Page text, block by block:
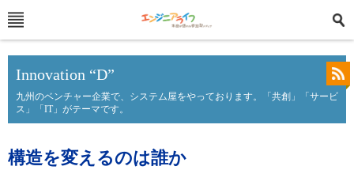
Innovation “D”
九州のベンチャー企業で、システム屋をやっております。「共創」「サービ
ス」「IT」がテーマです。
構造を変えるのは誰か